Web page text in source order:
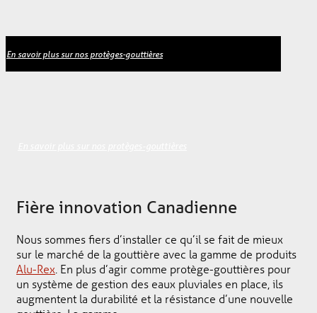
En savoir plus sur nos protèges-gouttières
Fière innovation Canadienne
Nous sommes fiers d’installer ce qu’il se fait de mieux
sur le marché de la gouttière avec la gamme de produits
Alu-Rex . En plus d’agir comme protège-gouttières pour
un système de gestion des eaux pluviales en place, ils
augmentent la durabilité et la résistance d’une nouvelle